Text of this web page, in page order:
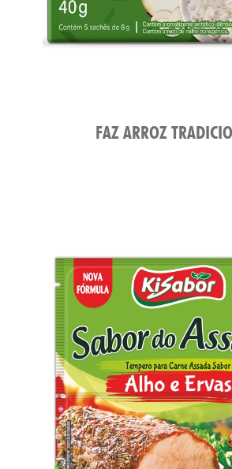
FAZ ARROZ